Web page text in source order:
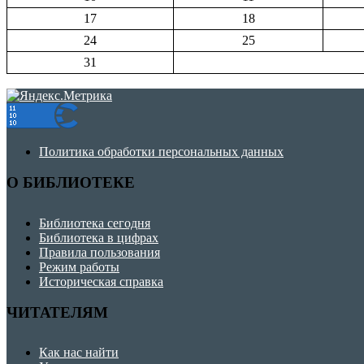
17
18
24
25
31
Политика обработки персональных данных
О БИБЛИОТЕКЕ
Библиотека сегодня
Библиотека в цифрах
Правила пользования
Режим работы
Историческая справка
ЧИТАТЕЛЯМ
Как нас найти